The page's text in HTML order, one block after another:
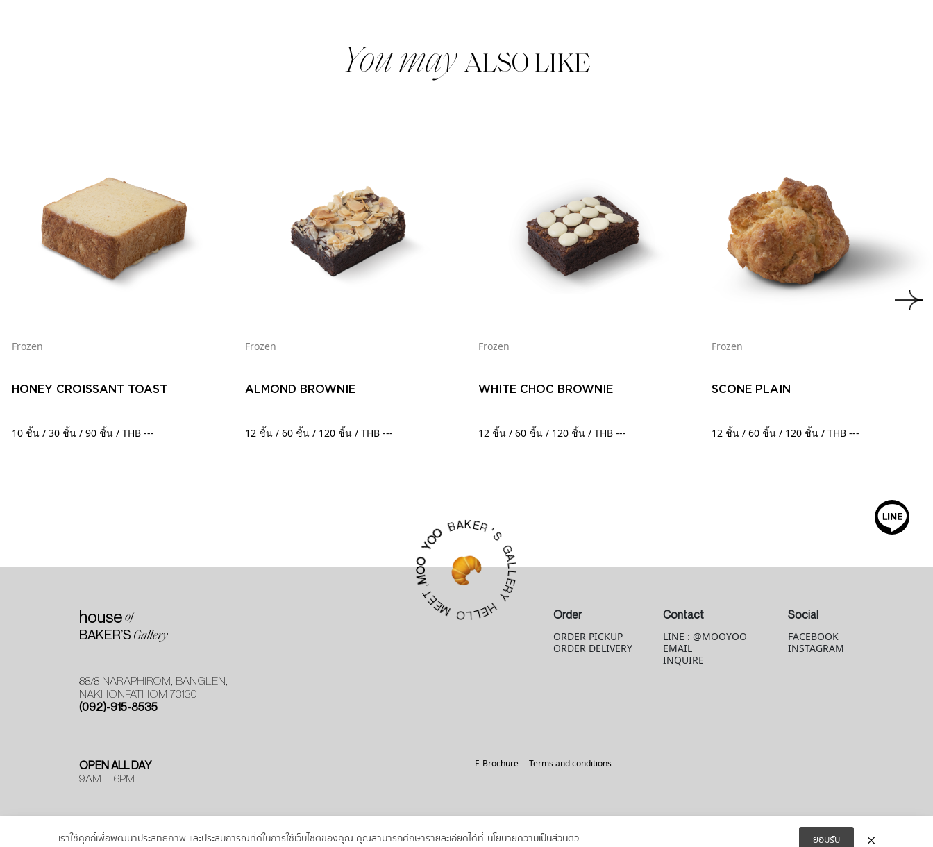
You may ALSO LIKE
Frozen
HONEY CROISSANT TOAST
10 ชิ้น / 30 ชิ้น / 90 ชิ้น / THB ---
Frozen
ALMOND BROWNIE
12 ชิ้น / 60 ชิ้น / 120 ชิ้น / THB ---
Frozen
WHITE CHOC BROWNIE
12 ชิ้น / 60 ชิ้น / 120 ชิ้น / THB ---
Frozen
SCONE PLAIN
12 ชิ้น / 60 ชิ้น / 120 ชิ้น / THB ---
house of
BAKER’S Gallery
88/8 NARAPHIROM, BANGLEN,
NAKHONPATHOM 73130
(092)-915-8535
M
O
O
Y
O
O
BAKER'S
GA
L
L
E
R
Y
H
E
L
L
O
M
E
E
T
,
Order
ORDER PICKUP
ORDER DELIVERY
Contact
LINE : @MOOYOO
EMAIL
INQUIRE
Social
FACEBOOK
INSTAGRAM
OPEN ALL DAY
9AM – 6PM
E-Brochure Terms and conditions
เราใช้คุกกี้เพื่อพัฒนาประสิทธิภาพ และประสบการณ์ที่ดีในการใช้เว็บไซต์ของคุณ คุณสามารถศึกษารายละเอียดได้ที่ นโยบายความเป็นส่วนตัว ยอมรับ